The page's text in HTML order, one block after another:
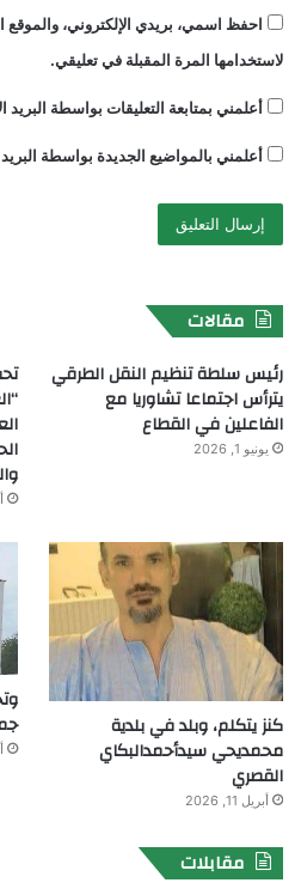
احفظ اسمي، بريدي الإلكتروني، والموقع
لاستخدامها المرة المقبلة في تعليقي.
أعلمني بمتابعة التعليقات بواسطة البريد
أعلمني بالمواضيع الجديدة بواسطة البريد
مقالات
رئيس سلطة تنظيم النقل الطرقي
يترأس اجتماعا تشاوريا مع
الفاعلين في القطاع
يونيو 1, 2026
كنز يتكلم، وبلد في بلدية
محمديحي سيدأحمدالبكاي
القصري
أبريل 11, 2026
مقابلات